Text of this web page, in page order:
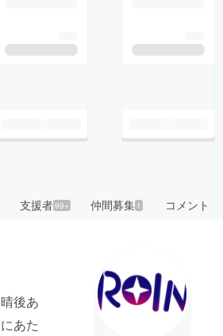
支援者99+ 仲間募集 1 コメント
後あ
あた